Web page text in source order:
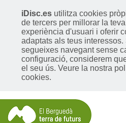
iDisc.es utilitza cookies
de tercers per millorar la teva
experiència d'usuari i oferir
adaptats als teus interessos.
segueixes navegant sense
configuració, considerem
el seu ús. Veure la nostra
cookies.